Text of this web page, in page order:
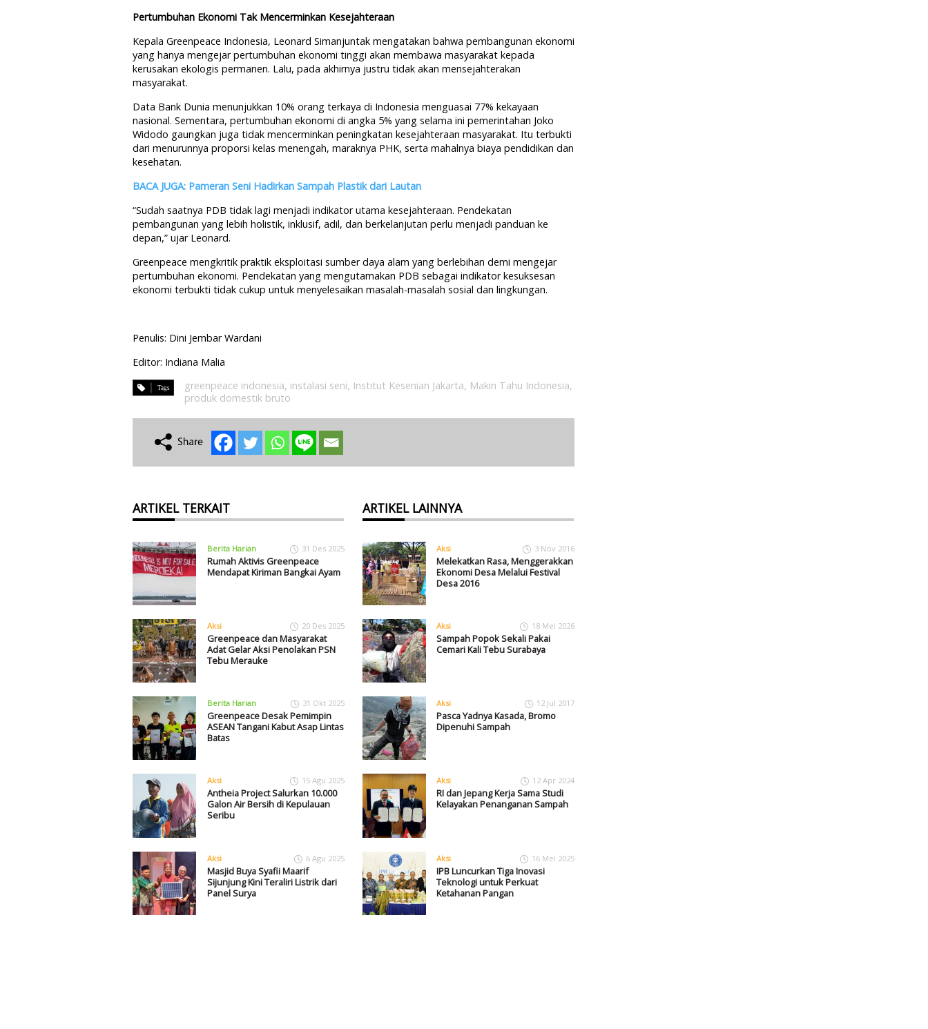
Pertumbuhan Ekonomi Tak Mencerminkan Kesejahteraan
Kepala Greenpeace Indonesia, Leonard Simanjuntak mengatakan bahwa pembangunan ekonomi
yang hanya mengejar pertumbuhan ekonomi tinggi akan membawa masyarakat kepada
kerusakan ekologis permanen. Lalu, pada akhirnya justru tidak akan mensejahterakan
masyarakat.
Data Bank Dunia menunjukkan 10% orang terkaya di Indonesia menguasai 77% kekayaan
nasional. Sementara, pertumbuhan ekonomi di angka 5% yang selama ini pemerintahan Joko
Widodo gaungkan juga tidak mencerminkan peningkatan kesejahteraan masyarakat. Itu terbukti
dari menurunnya proporsi kelas menengah, maraknya PHK, serta mahalnya biaya pendidikan dan
kesehatan.
BACA JUGA: Pameran Seni Hadirkan Sampah Plastik dari Lautan
“Sudah saatnya PDB tidak lagi menjadi indikator utama kesejahteraan. Pendekatan
pembangunan yang lebih holistik, inklusif, adil, dan berkelanjutan perlu menjadi panduan ke
depan,” ujar Leonard.
Greenpeace mengkritik praktik eksploitasi sumber daya alam yang berlebihan demi mengejar
pertumbuhan ekonomi. Pendekatan yang mengutamakan PDB sebagai indikator kesuksesan
ekonomi terbukti tidak cukup untuk menyelesaikan masalah-masalah sosial dan lingkungan.
Penulis: Dini Jembar Wardani
Editor: Indiana Malia
greenpeace indonesia, instalasi seni, Institut Kesenian Jakarta, Makin Tahu Indonesia,
produk domestik bruto
ARTIKEL TERKAIT
Berita Harian 31 Des 2025
Rumah Aktivis Greenpeace
Mendapat Kiriman Bangkai Ayam
Aksi 20 Des 2025
Greenpeace dan Masyarakat
Adat Gelar Aksi Penolakan PSN
Tebu Merauke
Berita Harian 31 Okt 2025
Greenpeace Desak Pemimpin
ASEAN Tangani Kabut Asap Lintas
Batas
Aksi 15 Agu 2025
Antheia Project Salurkan 10.000
Galon Air Bersih di Kepulauan
Seribu
Aksi 6 Agu 2025
Masjid Buya Syafii Maarif
Sijunjung Kini Teraliri Listrik dari
Panel Surya
ARTIKEL LAINNYA
Aksi 3 Nov 2016
Melekatkan Rasa, Menggerakkan
Ekonomi Desa Melalui Festival
Desa 2016
Aksi 18 Mei 2026
Sampah Popok Sekali Pakai
Cemari Kali Tebu Surabaya
Aksi 12 Jul 2017
Pasca Yadnya Kasada, Bromo
Dipenuhi Sampah
Aksi 12 Apr 2024
RI dan Jepang Kerja Sama Studi
Kelayakan Penanganan Sampah
Aksi 16 Mei 2025
IPB Luncurkan Tiga Inovasi
Teknologi untuk Perkuat
Ketahanan Pangan